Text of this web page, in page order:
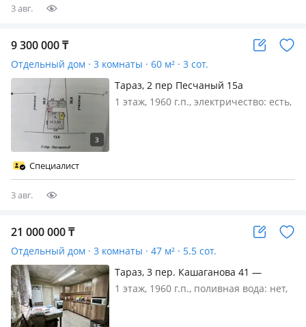
3 авг.
9 300 000₸
Отдельный дом · 3 комнаты · 60 м² · 3 сот.
Тараз, 2 пер Песчаный 15а
1 этаж, 1960 г.п., электричество: есть,
расположение асфальтированн…
Специалист
3 авг.
21 000 000₸
Отдельный дом · 3 комнаты · 47 м² · 5.5 сот.
Тараз, 3 пер. Кашаганова 41 —
Свежая рыба, ресторан Марат
1 этаж, 1960 г.п., поливная вода: нет,